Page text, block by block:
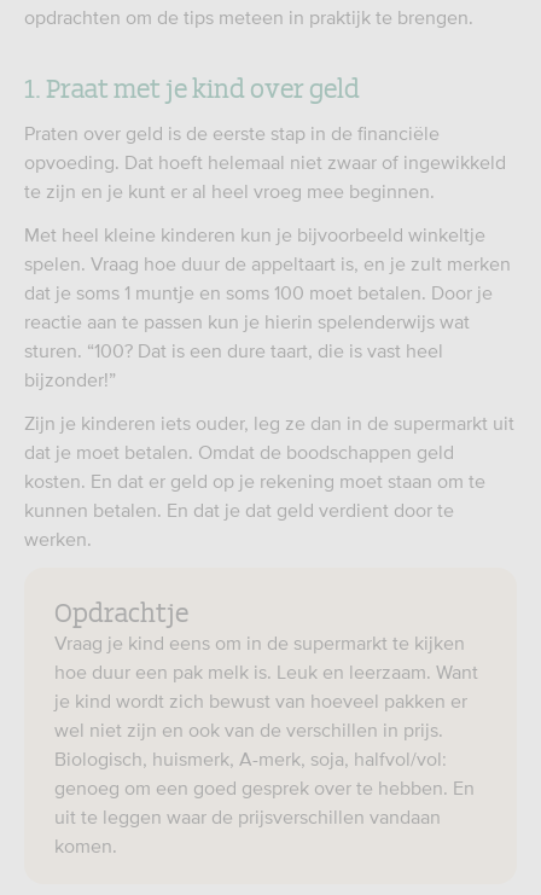
opdrachten om de tips meteen in praktijk te brengen.
1. Praat met je kind over geld
Praten over geld is de eerste stap in de financiële
opvoeding. Dat hoeft helemaal niet zwaar of ingewikkeld
te zijn en je kunt er al heel vroeg mee beginnen.
Met heel kleine kinderen kun je bijvoorbeeld winkeltje
spelen. Vraag hoe duur de appeltaart is, en je zult merken
dat je soms 1 muntje en soms 100 moet betalen. Door je
reactie aan te passen kun je hierin spelenderwijs wat
sturen. “100? Dat is een dure taart, die is vast heel
bijzonder!”
Zijn je kinderen iets ouder, leg ze dan in de supermarkt uit
dat je moet betalen. Omdat de boodschappen geld
kosten. En dat er geld op je rekening moet staan om te
kunnen betalen. En dat je dat geld verdient door te
werken.
Opdrachtje
Vraag je kind eens om in de supermarkt te kijken
hoe duur een pak melk is. Leuk en leerzaam. Want
je kind wordt zich bewust van hoeveel pakken er
wel niet zijn en ook van de verschillen in prijs.
Biologisch, huismerk, A-merk, soja, halfvol/vol:
genoeg om een goed gesprek over te hebben. En
uit te leggen waar de prijsverschillen vandaan
komen.